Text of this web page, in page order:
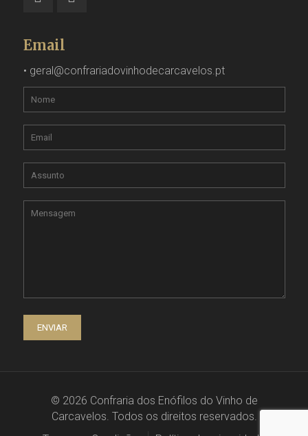
Email
• geral@confrariadovinhodecarcavelos.pt
© 2026 Confraria dos Enófilos do Vinho de
Carcavelos. Todos os direitos reservados.